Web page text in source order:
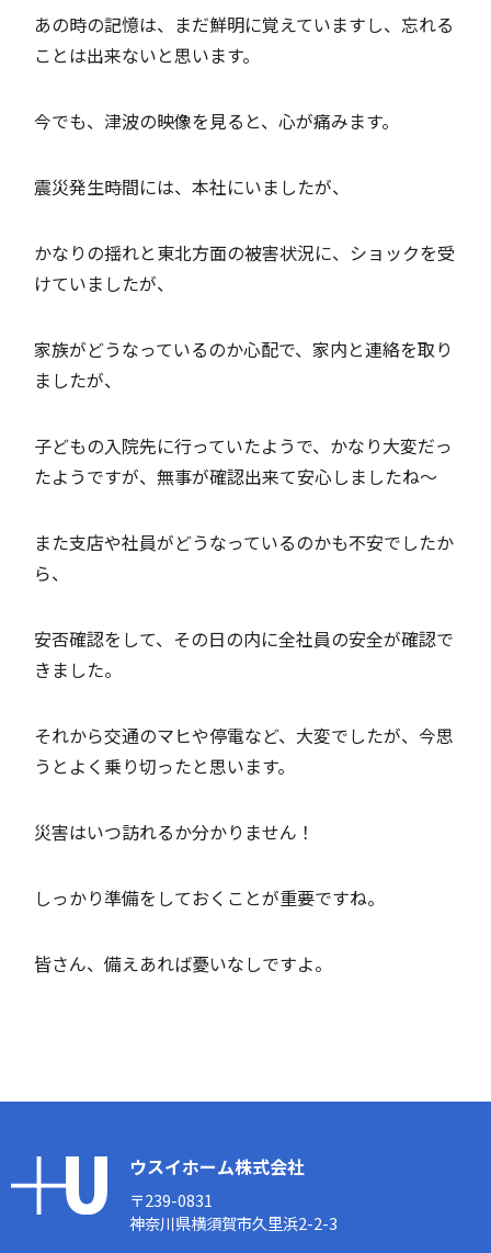
あの時の記憶は、まだ鮮明に覚えていますし、忘れる
ことは出来ないと思います。
今でも、津波の映像を見ると、心が痛みます。
震災発生時間には、本社にいましたが、
かなりの揺れと東北方面の被害状況に、ショックを受
けていましたが、
家族がどうなっているのか心配で、家内と連絡を取り
ましたが、
子どもの入院先に行っていたようで、かなり大変だっ
たようですが、無事が確認出来て安心しましたね～
また支店や社員がどうなっているのかも不安でしたか
ら、
安否確認をして、その日の内に全社員の安全が確認で
きました。
それから交通のマヒや停電など、大変でしたが、今思
うとよく乗り切ったと思います。
災害はいつ訪れるか分かりません！
しっかり準備をしておくことが重要ですね。
皆さん、備えあれば憂いなしですよ。
ウスイホーム株式会社
〒239-0831
神奈川県横須賀市久里浜2-2-3